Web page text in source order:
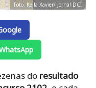
Foto: Keila Xavier/ Jornal DCI
do resultado